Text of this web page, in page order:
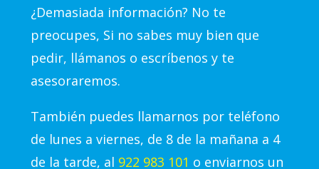
¿Demasiada información? No te
preocupes, Si no sabes muy bien que
pedir, llámanos o escríbenos y te
asesoraremos.
También puedes llamarnos por teléfono
de lunes a viernes, de 8 de la mañana a 4
de la tarde, al 922 983 101 o enviarnos un